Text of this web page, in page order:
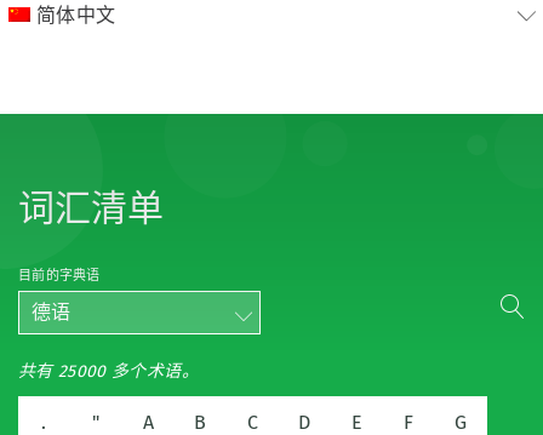
简体中文
词汇清单
目前的字典语
德语
共有 25000 多个术语。
. " A B C D E F G